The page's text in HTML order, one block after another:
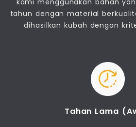
tahun dengan material
dihasilkan kubah dengan
Tahan Lama